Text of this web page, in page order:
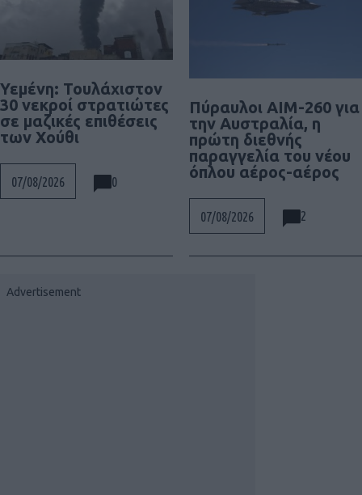
Υεμένη: Τουλάχιστον
30 νεκροί στρατιώτες
σε μαζικές επιθέσεις
των Χούθι
07/08/2026 0
Πύραυλοι AIM-260 για
την Αυστραλία, η
πρώτη διεθνής
παραγγελία του νέου
όπλου αέρος-αέρος
07/08/2026 2